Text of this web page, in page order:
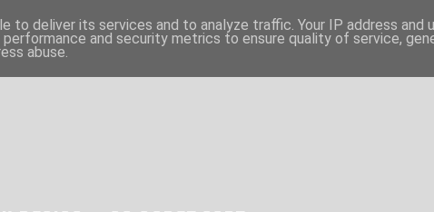
to deliver its services and to analyze traffic. Your IP address and
and security metrics to ensure quality of service,
abuse.